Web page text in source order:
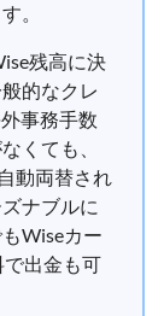
。
残高に決
的なクレ
事務手数
くても、
動両替され
ナブルに
Wiseカー
で出金も可